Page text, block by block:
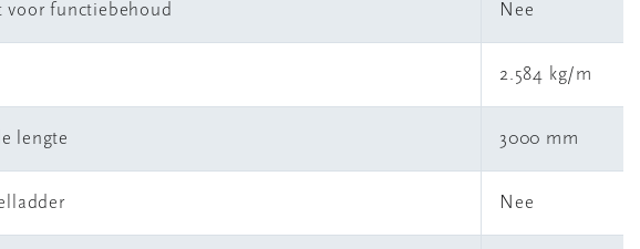
voor functiebehoud Nee
2.584 kg/m
lengte 3000 mm
Nee